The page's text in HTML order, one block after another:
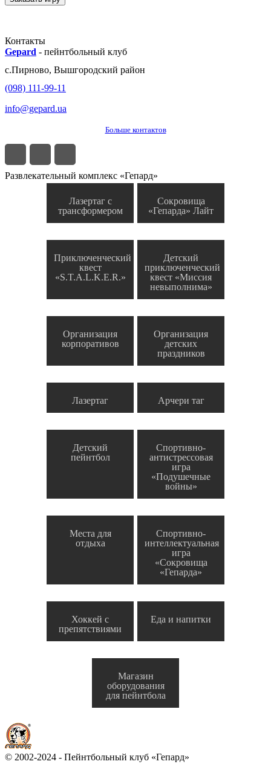
Контакты
Gepard - пейнтбольный клуб
с.Пирново, Вышгородский район
(098) 111-99-11
info@gepard.ua
Больше контактов
Развлекательный комплекс «Гепард»
Лазертаг с
трансформером
Сокровища
«Гепарда» Лайт
Приключенческий
квест
«S.T.A.L.K.E.R.»
Детский
приключенческий
квест «Миссия
невыполнима»
Организация
корпоративов
Организация
детских
праздников
Лазертаг Арчери таг
Детский
пейнтбол
Спортивно-
антистрессовая
игра
«Подушечные
войны»
Места для
отдыха
Спортивно-
интеллектуальная
игра
«Сокровища
«Гепарда»
Хоккей с
препятствиями
Еда и напитки
Магазин
оборудования
для пейнтбола
© 2002-2024 - Пейнтбольный клуб «Гепард»